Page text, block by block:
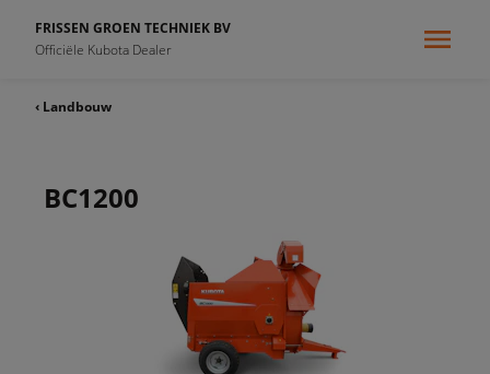
FRISSEN GROEN TECHNIEK BV
Officiële Kubota Dealer
‹ Landbouw
BC1200